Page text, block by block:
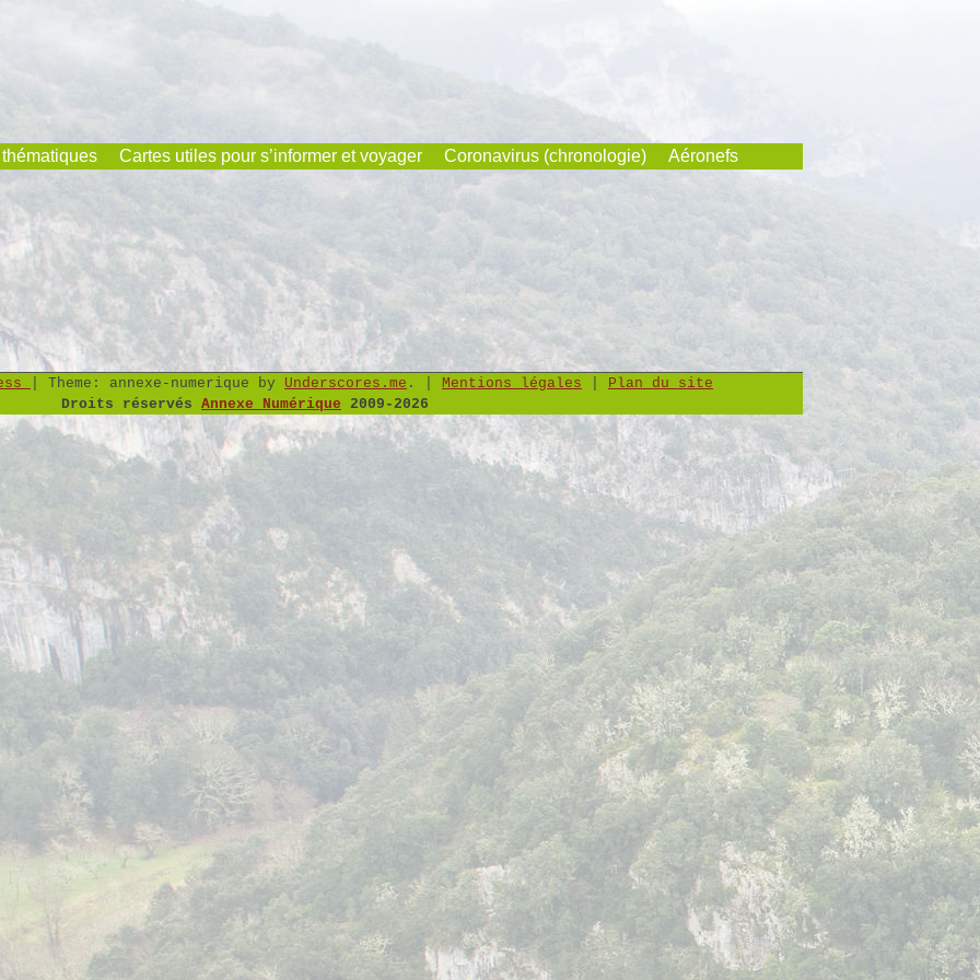
Cartes utiles pour s’informer et voyager Coronavirus (chronologie) Aéronefs
Theme: annexe-numerique by Underscores.me . Mentions légales
Plan du site
Droits réservés Annexe Numérique 2009-2026